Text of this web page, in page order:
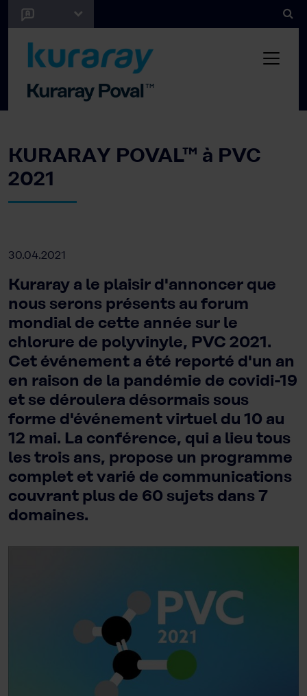
KURARAY POVAL™ à PVC
2021
30.04.2021
Kuraray a le plaisir d'annoncer que
nous serons présents au forum
mondial de cette année sur le
chlorure de polyvinyle, PVC 2021.
Cet événement a été reporté d'un an
en raison de la pandémie de covidi-19
et se déroulera désormais sous
forme d'événement virtuel du 10 au
12 mai. La conférence, qui a lieu tous
les trois ans, propose un programme
complet et varié de communications
couvrant plus de 60 sujets dans 7
domaines.